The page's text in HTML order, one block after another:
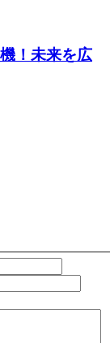
！未来を広